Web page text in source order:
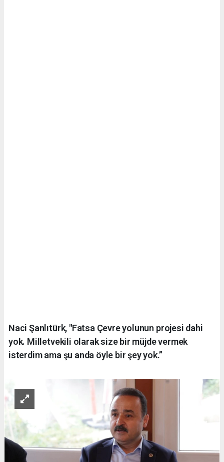
Naci Şanlıtürk, "Fatsa Çevre yolunun projesi dahi
yok. Milletvekili olarak size bir müjde vermek
isterdim ama şu anda öyle bir şey yok.”